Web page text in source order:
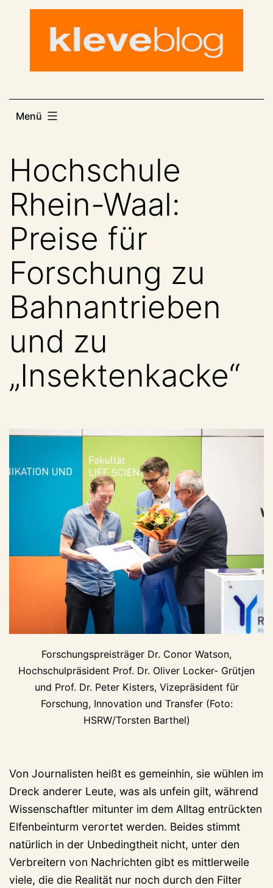
Menü
Hochschule
Rhein-Waal:
Preise für
Forschung zu
Bahnantrieben
und zu
„Insektenkacke“
Forschungspreisträger Dr. Conor Watson,
Hochschulpräsident Prof. Dr. Oliver Locker- Grütjen
und Prof. Dr. Peter Kisters, Vizepräsident für
Forschung, Innovation und Transfer (Foto:
HSRW/Torsten Barthel)
Von Journalisten heißt es gemeinhin, sie wühlen im
Dreck anderer Leute, was als unfein gilt, während
Wissenschaftler mitunter im dem Alltag entrückten
Elfenbeinturm verortet werden. Beides stimmt
natürlich in der Unbedingtheit nicht, unter den
Verbreitern von Nachrichten gibt es mittlerweile
viele, die die Realität nur noch durch den Filter